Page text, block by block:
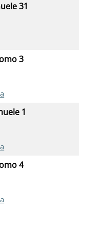
31
3
1
4